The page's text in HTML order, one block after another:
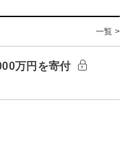
一覧 >
万円を寄付